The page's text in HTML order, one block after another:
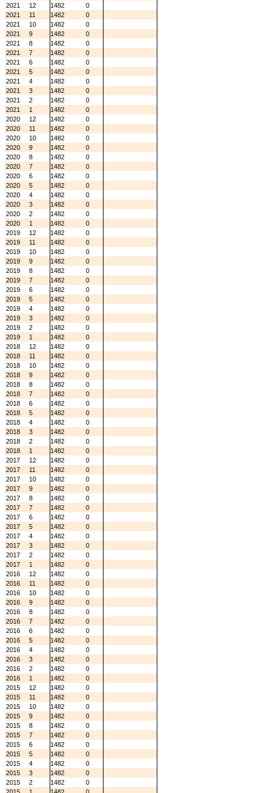
2021
12 1482
0
2021
11 1482
0
2021
10 1482
0
2021
9 1482
0
2021
8 1482
0
2021
7 1482
0
2021
6 1482
0
2021
5 1482
0
2021
4 1482
0
2021
3 1482
0
2021
2 1482
0
2021
1 1482
0
2020
12 1482
0
2020
11 1482
0
2020
10 1482
0
2020
9 1482
0
2020
8 1482
0
2020
7 1482
0
2020
6 1482
0
2020
5 1482
0
2020
4 1482
0
2020
3 1482
0
2020
2 1482
0
2020
1 1482
0
2019
12 1482
0
2019
11 1482
0
2019
10 1482
0
2019
9 1482
0
2019
8 1482
0
2019
7 1482
0
2019
6 1482
0
2019
5 1482
0
2019
4 1482
0
2019
3 1482
0
2019
2 1482
0
2019
1 1482
0
2018
12 1482
0
2018
11 1482
0
2018
10 1482
0
2018
9 1482
0
2018
8 1482
0
2018
7 1482
0
2018
6 1482
0
2018
5 1482
0
2018
4 1482
0
2018
3 1482
0
2018
2 1482
0
2018
1 1482
0
2017
12 1482
0
2017
11 1482
0
2017
10 1482
0
2017
9 1482
0
2017
8 1482
0
2017
7 1482
0
2017
6 1482
0
2017
5 1482
0
2017
4 1482
0
2017
3 1482
0
2017
2 1482
0
2017
1 1482
0
2016
12 1482
0
2016
11 1482
0
2016
10 1482
0
2016
9 1482
0
2016
8 1482
0
2016
7 1482
0
2016
6 1482
0
2016
5 1482
0
2016
4 1482
0
2016
3 1482
0
2016
2 1482
0
2016
1 1482
0
2015
12 1482
0
2015
11 1482
0
2015
10 1482
0
2015
9 1482
0
2015
8 1482
0
2015
7 1482
0
2015
6 1482
0
2015
5 1482
0
2015
4 1482
0
2015
3 1482
0
2015
2 1482
0